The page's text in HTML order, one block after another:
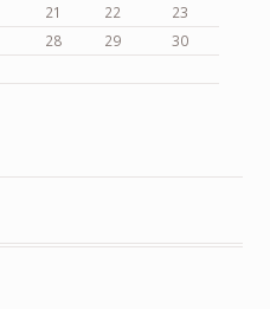
21 22
23
28 29
30